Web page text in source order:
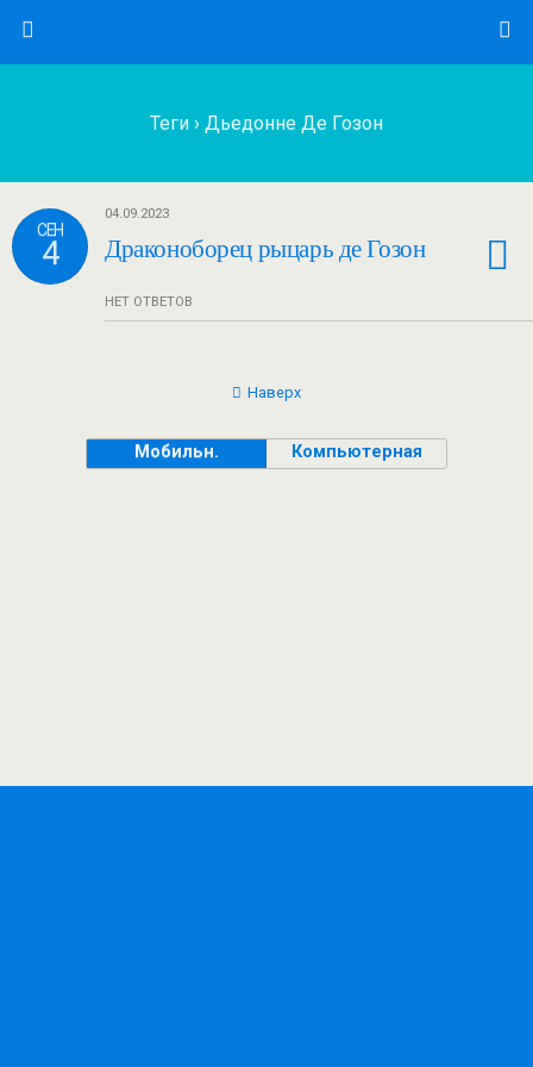
Теги › Дьедонне Де Гозон
СЕН
4
04.09.2023
Драконоборец рыцарь де Гозон
НЕТ ОТВЕТОВ
Наверх
Мобильн. Компьютерная